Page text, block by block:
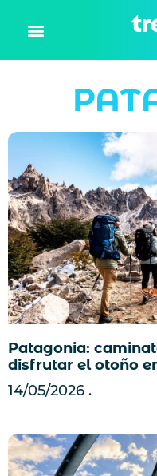
Patagonia:
disfrutar el otoño
14/05/2026